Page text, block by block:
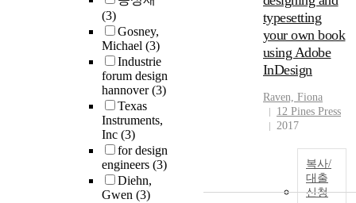
(3)
Gosney,
Michael (3)
Industrie
forum design
hannover(3)
Texas
Instruments,
Inc (3)
for design
engineers (3)
Diehn,
Gwen (3)
typesetting
your own book
using Adobe
InDesign
Raven, Fiona
12 Pines Press
2017
복사/
대출
신청